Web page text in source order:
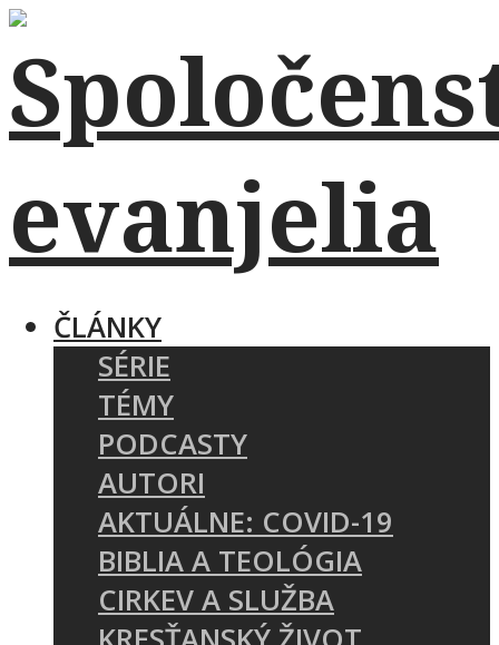
ČLÁNKY
SÉRIE
TÉMY
PODCASTY
AUTORI
AKTUÁLNE: COVID-19
BIBLIA A TEOLÓGIA
CIRKEV A SLUŽBA